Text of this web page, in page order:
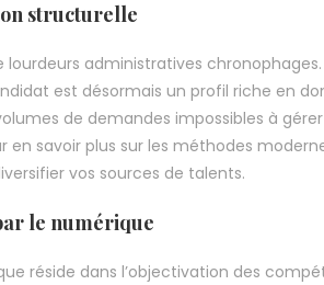
structurelle
administratives
est désormais un profil riche en
de demandes impossibles à
en savoir plus sur les méthodes
vos sources de talents.
le numérique
réside dans l’objectivation des